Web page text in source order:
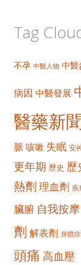
Tag
不孕 中醫人物 中醫
病因 中醫發展
醫藥新
脈 咳嗽 失眠 安
更年期 歷史 歷
熱劑 理血劑 疾
臟腑 自我按摩
劑 解表劑 身體
頭痛 高血壓